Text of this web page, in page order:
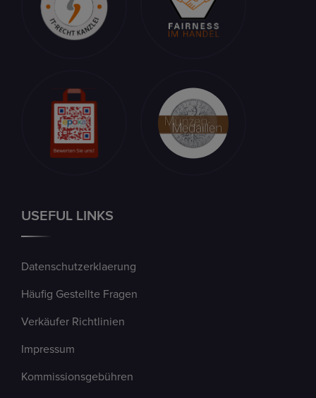
USEFUL LINKS
Datenschutzerklaerung
Häufig Gestellte Fragen
Verkäufer Richtlinien
Impressum
Kommissionsgebühren